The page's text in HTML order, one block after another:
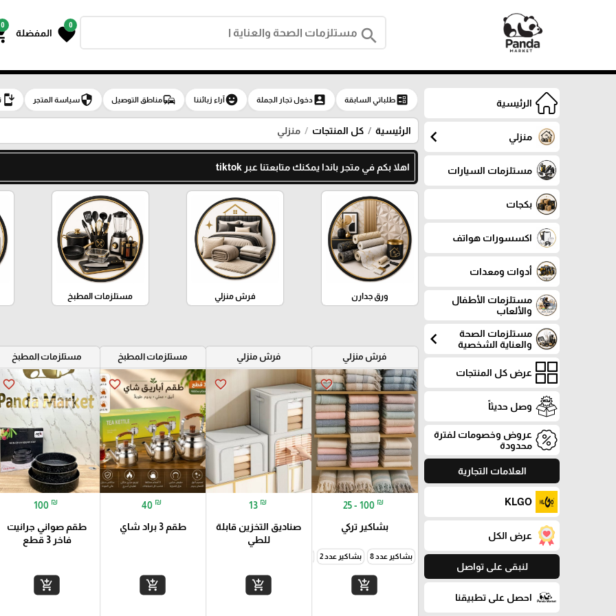
search
0
favorite المفضلة
0
الرئيسية
منزلي chevron_left
مستلزمات السيارات
بكجات
اكسسورات هواتف
أدوات ومعدات
مستلزمات الأطفال
والألعاب
مستلزمات الصحة
والعناية الشخصية
chevron_left
عرض كل المنتجات
وصل حديثاً
عروض وخصومات لفترة
محدودة
العلامات التجارية
KLGO
عرض الكل
لنبقى على تواصل
احصل على تطبيقنا
ballotطلباتي السابقة account_boxدخول تجار الجملة emoji_emotionsآراء زبائننا commuteمناطق التوصيل securityسياسة المتجر install_mobile
الرئيسية كل المنتجات منزلي
اهلا بكم في متجر باندا يمكنك متابعتنا عبر tiktok
ورق جدارن فرش منزلي مستلزمات المطبخ
فرش منزلي
favorite_border
25 - 100 ₪
بشاكير تركي
بشاكير عدد 8 بشاكير عدد 2
add_shopping_cart
فرش منزلي
favorite_border
13 ₪
صناديق التخزين قابلة
للطي
add_shopping_cart
مستلزمات المطبخ
favorite_border
40 ₪
طقم 3 براد شاي
add_shopping_cart
مستلزمات المطبخ
favorite_border
100 ₪
طقم صواني جرانيت
فاخر 3 قطع
add_shopping_cart